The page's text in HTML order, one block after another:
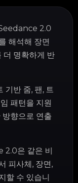
2.0
해석해 장면
더 명확하게 반
기반 줌, 팬, 트
패턴을 지원
향으로 연출
2.0은 같은 비
피사체, 장면,
할 수 있습니